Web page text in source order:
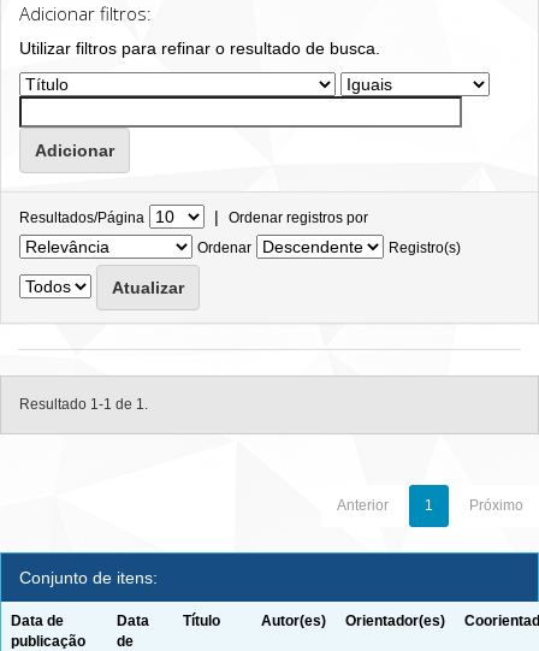
Adicionar filtros:
Utilizar filtros para refinar o resultado de busca.
Resultados/Página | Ordenar registros por
Ordenar
Registro(s)
Resultado 1-1 de 1.
Anterior 1 Próximo
Conjunto de itens:
Data de
publicação
Data
de
Título Autor(es) Orientador(es)